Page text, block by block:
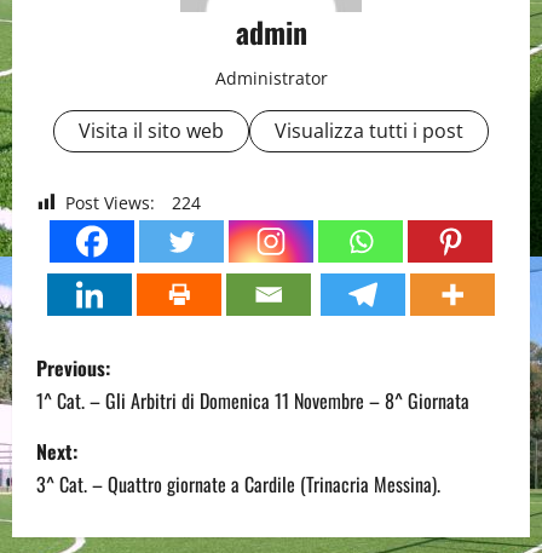
admin
Administrator
Visita il sito web Visualizza tutti i post
Post Views: 224
P
o
s
t
Previous:
1^ Cat. – Gli Arbitri di Domenica 11 Novembre – 8^ Giornata
Next:
3^ Cat. – Quattro giornate a Cardile (Trinacria Messina).